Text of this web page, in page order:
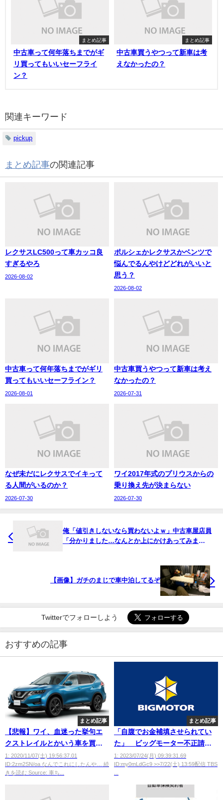
まとめ記事
中古車って何年落ちまでがギ
リ買ってもいいセーフライ
ン？
まとめ記事
中古車買うやつって新車は考
えなかったの？
関連キーワード
pickup
まとめ記事の関連記事
レクサスLC500って車カッコ良
すぎるやろ
2026-08-02
ポルシェかレクサスかベンツで
悩んでるんやけどどれがいいと
思う？
2026-08-02
中古車って何年落ちまでがギリ
買ってもいいセーフライン？
2026-08-01
中古車買うやつって新車は考え
なかったの？
2026-07-31
なぜ未だにレクサスでイキって
る人間がいるのか？
2026-07-30
ワイ2017年式のプリウスからの
乗り換え先が決まらない
2026-07-30
俺「値引きしないなら買わないよｗ」中古車屋店員
「分かりました…なんとか上にかけあってみま
【画像】ガチのまじで車中泊してるぞ
Twitterでフォローしよう
おすすめの記事
まとめ記事
【悲報】ワイ、血迷った挙句エ
クストレイルとかいう車を買っ
てしまう……
1: 2020/11/07(土) 19:56:37.01
ID:2zm2SN/oa なんでこれにしたんや… 続
きを読む Source: 車ち...
まとめ記事
「自腹でお金補填させられてい
た」 ビッグモーター不正請求
で元社員らが証言 “社外秘”の経
営計画書には…
1: 2023/07/24(月) 09:39:31.69
ID:my0mLdGc9 >>7/22(土) 13:59配信 TBS
...